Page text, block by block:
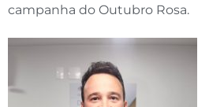
campanha do Outubro Rosa.